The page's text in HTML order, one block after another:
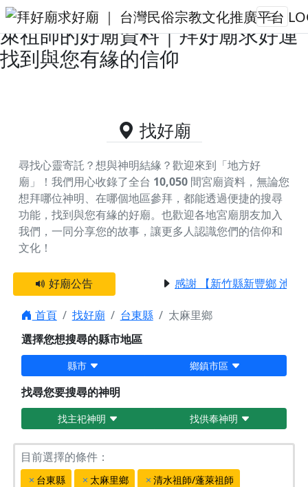
台東縣太麻里鄉主神為清水祖師/蓬
萊祖師的好廟資料｜拜好廟求好運
找到與您有緣的信仰
找好廟
尋找心靈寄託？想與神明結緣？歡迎來到「地方好
廟」！我們用心收錄了全台 10,050 間宮廟資料，無論您
想拜哪位神明、在哪個地區參拜，都能透過便捷的搜尋
功能，找到與您有緣的好廟。 也歡迎各地宮廟朋友加入
我們，一同分享您的故事，讓更多人認識您們的信仰和
文化！
好廟公告 感謝 【新竹縣新豐鄉 池和
首頁 找好廟 台東縣
太麻里鄉
選擇您想搜尋的縣市地區
縣市 鄉鎮市區
找尋您要搜尋的神明
找主祀神明 找供奉神明
目前選擇的條件：
台東縣 太麻里鄉 清水祖師/蓬萊祖師